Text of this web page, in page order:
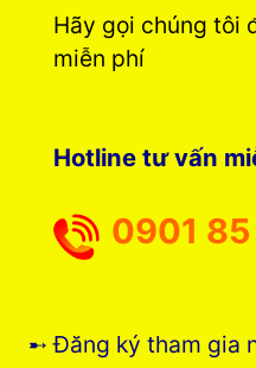
Hãy gọi chúng tôi
miễn phí
Hotline tư vấn
0901
➸ Đăng ký tham gia